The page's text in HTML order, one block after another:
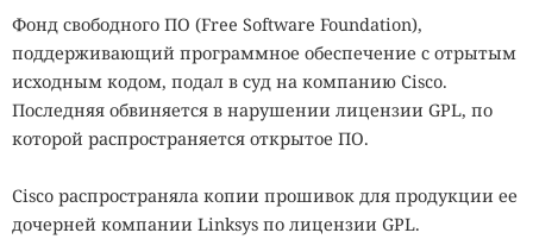
Фонд свободного ПО (Free Software Foundation),
поддерживающий программное обеспечение с отрытым
исходным кодом, подал в суд на компанию Cisco.
Последняя обвиняется в нарушении лицензии GPL, по
которой распространяется открытое ПО.
Cisco распространяла копии прошивок для продукции ее
дочерней компании Linksys по лицензии GPL.